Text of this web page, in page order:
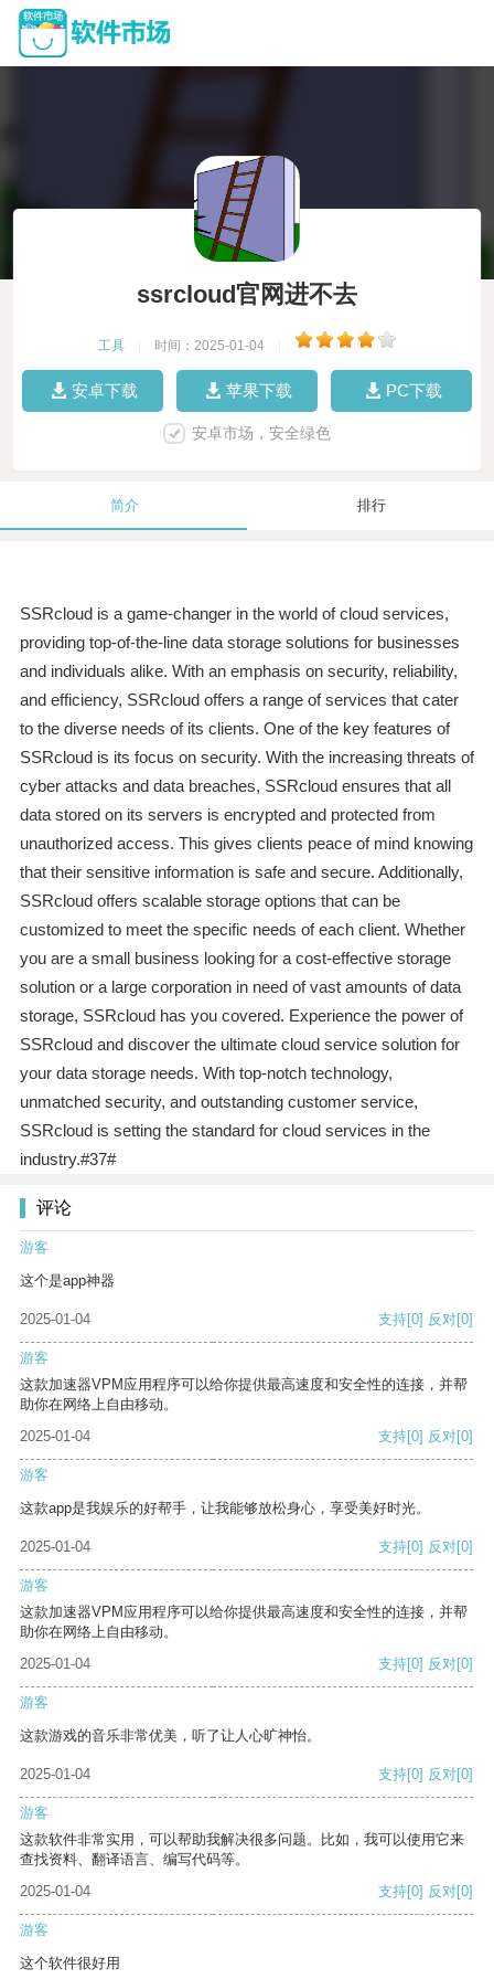
ssrcloud官网进不去
工具 时间：2025-01-04
安卓下载 苹果下载 PC下载
安卓市场，安全绿色
简介 排行
SSRcloud is a game-changer in the world of cloud services,
providing top-of-the-line data storage solutions for businesses
and individuals alike. With an emphasis on security, reliability,
and efficiency, SSRcloud offers a range of services that cater
to the diverse needs of its clients. One of the key features of
SSRcloud is its focus on security. With the increasing threats of
cyber attacks and data breaches, SSRcloud ensures that all
data stored on its servers is encrypted and protected from
unauthorized access. This gives clients peace of mind knowing
that their sensitive information is safe and secure. Additionally,
SSRcloud offers scalable storage options that can be
customized to meet the specific needs of each client. Whether
you are a small business looking for a cost-effective storage
solution or a large corporation in need of vast amounts of data
storage, SSRcloud has you covered. Experience the power of
SSRcloud and discover the ultimate cloud service solution for
your data storage needs. With top-notch technology,
unmatched security, and outstanding customer service,
SSRcloud is setting the standard for cloud services in the
industry.#37#
评论
游客
这个是app神器
2025-01-04 支持[0] 反对[0]
游客
这款加速器VPM应用程序可以给你提供最高速度和安全性的连接，并帮
助你在网络上自由移动。
2025-01-04
支持[0] 反对[0]
游客
这款app是我娱乐的好帮手，让我能够放松身心，享受美好时光。
2025-01-04 支持[0] 反对[0]
游客
这款加速器VPM应用程序可以给你提供最高速度和安全性的连接，并帮
助你在网络上自由移动。
2025-01-04
支持[0] 反对[0]
游客
这款游戏的音乐非常优美，听了让人心旷神怡。
2025-01-04 支持[0] 反对[0]
游客
这款软件非常实用，可以帮助我解决很多问题。比如，我可以使用它来
查找资料、翻译语言、编写代码等。
2025-01-04
支持[0] 反对[0]
游客
这个软件很好用